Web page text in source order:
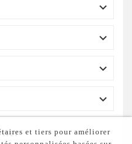




et tiers pour améliorer